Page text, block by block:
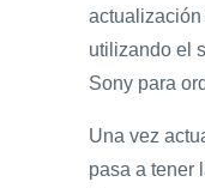
utilizando el
Sony para
Una vez
pasa a tener